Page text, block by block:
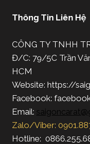
Thông Tin Liên Hệ
CÔNG TY TNHH
Đ/C: 79/5C Trần
HCM
Website: https://
Facebook:
Email:
Zalo/Viber:
Hotline: